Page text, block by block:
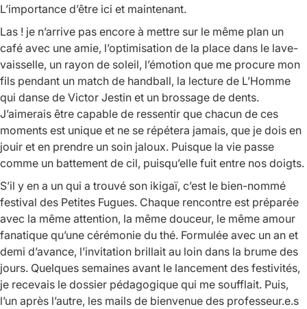
L’importance d’être ici et maintenant.
Las ! je n’arrive pas encore à mettre sur le même plan un
café avec une amie, l’optimisation de la place dans le lave-
vaisselle, un rayon de soleil, l’émotion que me procure mon
fils pendant un match de handball, la lecture de L’Homme
qui danse de Victor Jestin et un brossage de dents.
J’aimerais être capable de ressentir que chacun de ces
moments est unique et ne se répétera jamais, que je dois en
jouir et en prendre un soin jaloux. Puisque la vie passe
comme un battement de cil, puisqu’elle fuit entre nos doigts.
S’il y en a un qui a trouvé son ikigaï, c’est le bien-nommé
festival des Petites Fugues. Chaque rencontre est préparée
avec la même attention, la même douceur, le même amour
fanatique qu’une cérémonie du thé. Formulée avec un an et
demi d’avance, l’invitation brillait au loin dans la brume des
jours. Quelques semaines avant le lancement des festivités,
je recevais le dossier pédagogique qui me soufflait. Puis,
l’un après l’autre, les mails de bienvenue des professeur.e.s